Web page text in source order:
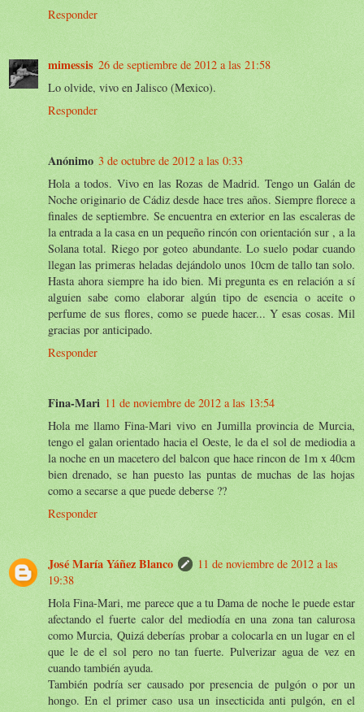
Responder
mimessis 26 de septiembre de 2012 a las 21:58
Lo olvide, vivo en Jalisco (Mexico).
Responder
Anónimo 3 de octubre de 2012 a las 0:33
Hola a todos. Vivo en las Rozas de Madrid. Tengo un Galán de
Noche originario de Cádiz desde hace tres años. Siempre florece a
finales de septiembre. Se encuentra en exterior en las escaleras de
la entrada a la casa en un pequeño rincón con orientación sur , a la
Solana total. Riego por goteo abundante. Lo suelo podar cuando
llegan las primeras heladas dejándolo unos 10cm de tallo tan solo.
Hasta ahora siempre ha ido bien. Mi pregunta es en relación a sí
alguien sabe como elaborar algún tipo de esencia o aceite o
perfume de sus flores, como se puede hacer... Y esas cosas. Mil
gracias por anticipado.
Responder
Fina-Mari 11 de noviembre de 2012 a las 13:54
Hola me llamo Fina-Mari vivo en Jumilla provincia de Murcia,
tengo el galan orientado hacia el Oeste, le da el sol de mediodia a
la noche en un macetero del balcon que hace rincon de 1m x 40cm
bien drenado, se han puesto las puntas de muchas de las hojas
como a secarse a que puede deberse ??
Responder
José María Yáñez Blanco
11 de noviembre de 2012 a las
19:38
Hola Fina-Mari, me parece que a tu Dama de noche le puede estar
afectando el fuerte calor del mediodía en una zona tan calurosa
como Murcia, Quizá deberías probar a colocarla en un lugar en el
que le de el sol pero no tan fuerte. Pulverizar agua de vez en
cuando también ayuda.
También podría ser causado por presencia de pulgón o por un
hongo. En el primer caso usa un insecticida anti pulgón, en el